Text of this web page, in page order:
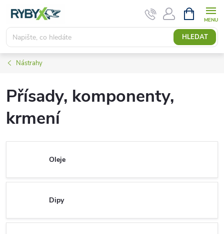
obsah
HLEDAT
NÁKUPNÍ
KOŠÍK
Nástrahy
Přísady, komponenty,
krmení
Oleje
Dipy